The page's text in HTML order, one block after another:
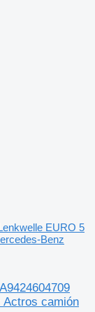
EURO 5
Benz
Actros camión